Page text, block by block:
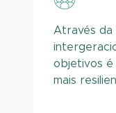
Através da
objetivos é
mais